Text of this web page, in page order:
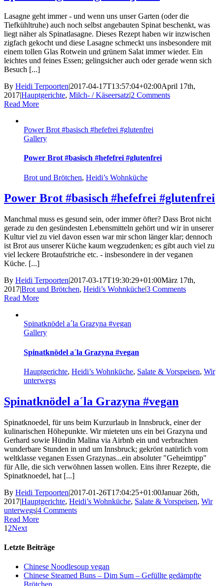
Lasagne geht immer - und wenn uns unser Garten (oder die
Tiefkühltruhe) auch noch selbst angebauten Spinat beschenkt, was
liegt näher als Spinatlasagne. Dieses Rezept haben wir inzwischen
zigfach gekocht und diese Lasagne schmeckt uns insbesondere mit
einem tollen Glas Rotwein und grünem Salat immer wieder. Ein
leichtes und feines Essen; gelingsicher auch oder gerade wenn sich
Besuch [...]
By Heidi Terpoorten|2017-04-17T13:57:04+02:00April 17th,
2017|Hauptgerichte, Milch- / Käseersatz|2 Comments
Read More
Power Brot #basisch #hefefrei #glutenfrei
Gallery
Power Brot #basisch #hefefrei #glutenfrei
Brot und Brötchen, Heidi’s Wohnküche
Power Brot #basisch #hefefrei #glutenfrei
Manchmal muss es gesund sein, oder immer öfter? Dass Brot nicht
gerade zu den gesündesten Lebensmitteln gehört und wir in unserer
Kultur viel zu viel davon essen war mir schon länger klar; dennoch
ist Brot aus unserer Küche kaum wegzudenken; es gibt auch viel zu
viel leckere Brotaufstriche etc. - insbesondere in der veganen
Küche. [...]
By Heidi Terpoorten|2017-03-17T19:30:29+01:00März 17th,
2017|Brot und Brötchen, Heidi’s Wohnküche|3 Comments
Read More
Spinatknödel a´la Grazyna #vegan
Gallery
Spinatknödel a´la Grazyna #vegan
Hauptgerichte, Heidi’s Wohnküche, Salate & Vorspeisen, Wir
unterwegs
Spinatknödel a´la Grazyna #vegan
Spinatknoedel, für uns beim Kurzurlaub in Innsbruck, einer der
kulinarischen Höhepunkte. Wir mieteten uns ein bei Grazyna und
Gerhard sowie Hündin Malina via Airbnb ein und verbrachten
wunderbare Stunden in und um Innsbruck; gekrönt natürlich vom
weltklasse veganen Essen Grazynas...ein absoluter "Geheimtipp"
für Alle, die sich verwöhnen lassen wollen. Eins ihrer Rezepte, die
Spinatknoedel, hat [...]
By Heidi Terpoorten|2017-01-26T17:04:25+01:00Januar 26th,
2017|Hauptgerichte, Heidi’s Wohnküche, Salate & Vorspeisen, Wir
unterwegs|4 Comments
Read More
1 2Next
Letzte Beiträge
Chinese Noodlesoup vegan
Chinese Steamed Buns – Dim Sum – Gefüllte gedämpfte